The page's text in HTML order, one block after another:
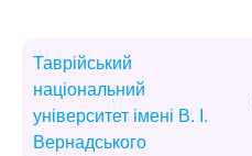
Таврійський
національний
університет імені В. І.
Вернадського